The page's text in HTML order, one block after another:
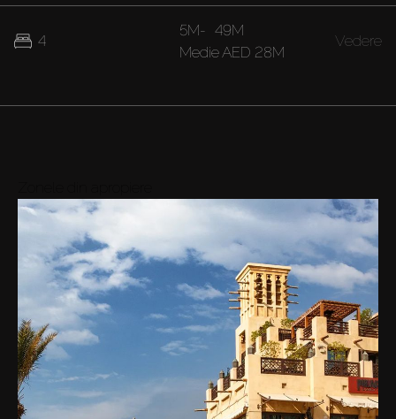
4
5M- 49M
MedieAED 28M
Vedere